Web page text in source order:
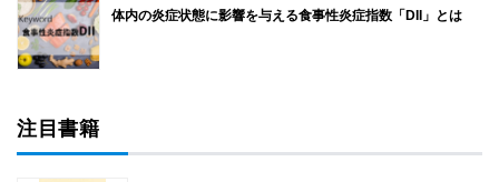
体内の炎症状態に影響を与える食事性炎症指数「DII」とは
注目書籍